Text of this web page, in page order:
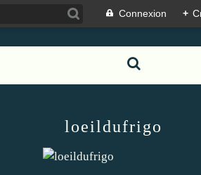
Connexion +
loeildufrigo